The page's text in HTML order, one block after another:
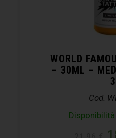
WORLD
– 30ML –
3
Cod.